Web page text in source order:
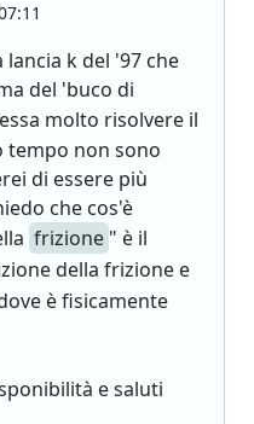
k del '97 che
del 'buco di
molto risolvere il
tempo non sono
di essere più
che cos'è
frizione " è il
della frizione e
è fisicamente
e saluti